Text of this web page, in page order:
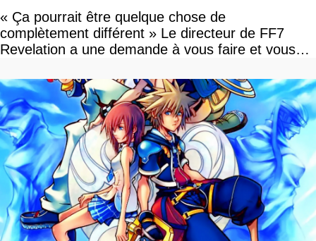
« Ça pourrait être quelque chose de
complètement différent » Le directeur de FF7
Revelation a une demande à vous faire et vous